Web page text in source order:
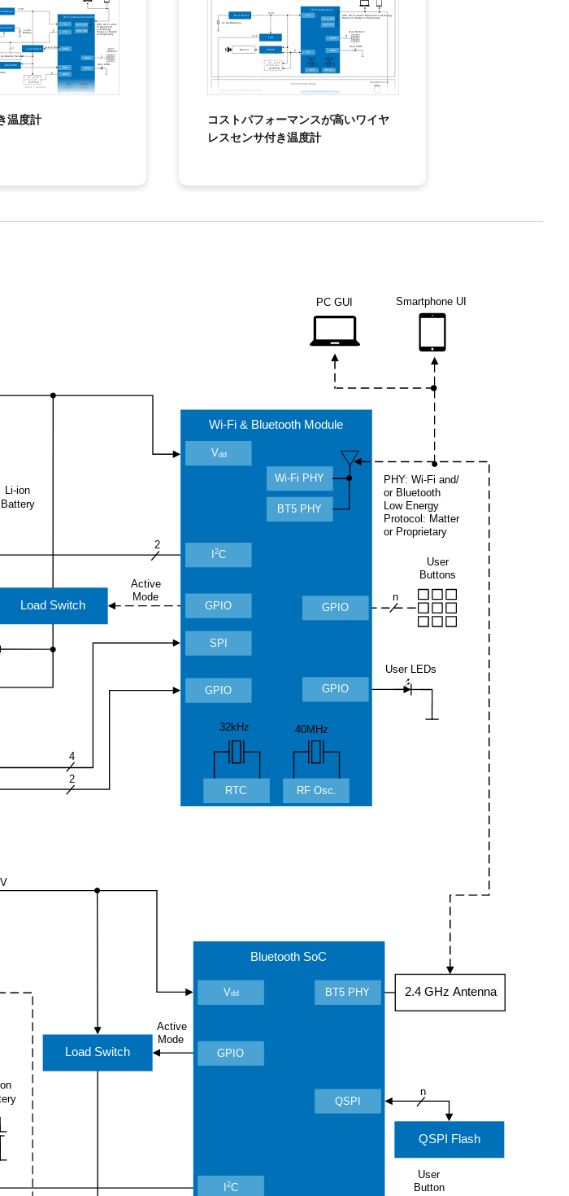
温度計
コストパフォーマンスが高いワイヤ
レスセンサ付き温度計
Wi-Fi & Bluetooth Module
32kHz 40MHz
Vdd
2C
Wi-Fi PHY
BT5 PHY
GPIO
SPI
GPIO
RTC RF Osc.
GPIO
GPIO
Bluetooth SoC
Vdd
GPIO
2C
BT5 PHY
QSPI
Li-ion
Battery
Load Switch
2
4
2
Active
Mode
User LEDs
n
PHY: Wi-Fi and/
or Bluetooth
Low Energy
Protocol: Matter
or Proprietary
User
Buttons
Smartphone UI
PC GUI
User
Button
Active
Mode
QSPI Flash
2.4 GHz Antenna
n
Load Switch